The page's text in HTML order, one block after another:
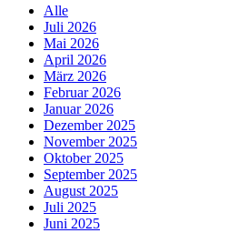
Alle
Juli 2026
Mai 2026
April 2026
März 2026
Februar 2026
Januar 2026
Dezember 2025
November 2025
Oktober 2025
September 2025
August 2025
Juli 2025
Juni 2025